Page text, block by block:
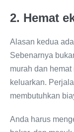
2. Hemat
Alasan kedua
Sebenarnya
murah dan
keluarkan.
membutuhkan
Anda harus